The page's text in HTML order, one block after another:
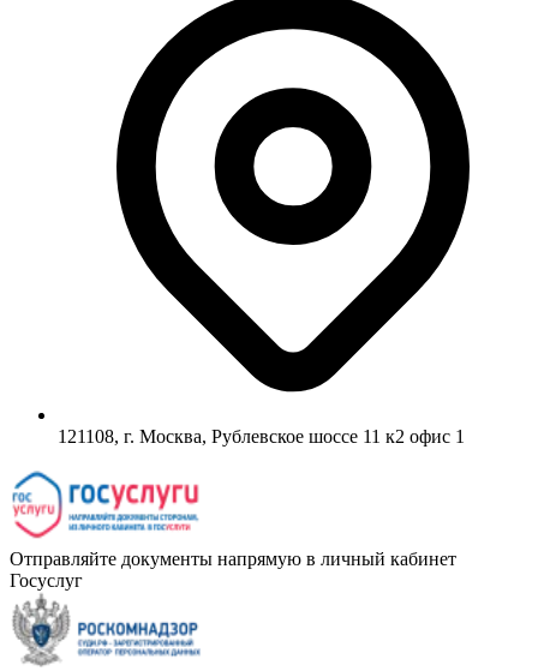
121108, г. Москва, Рублевское шоссе 11 к2 офис 1
Отправляйте документы напрямую в личный кабинет
Госуслуг